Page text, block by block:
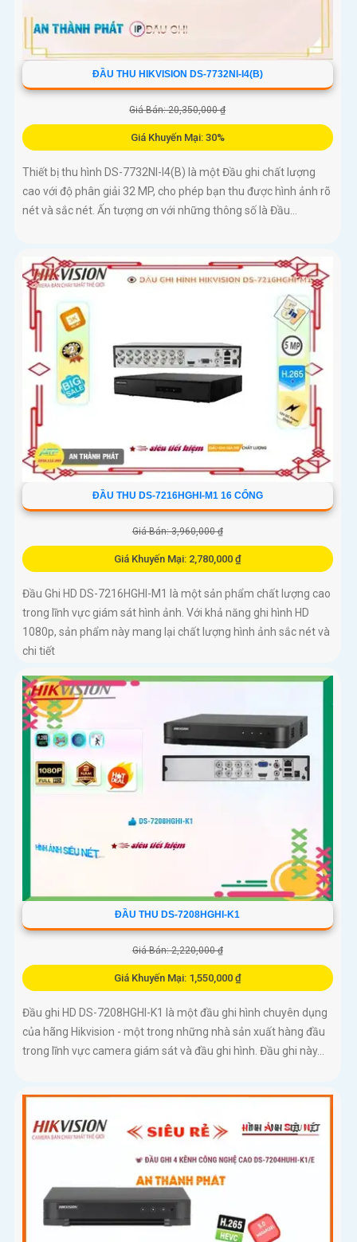
ĐẦU THU HIKVISION DS-7732NI-I4(B)
Giá Bán: 20,350,000 ₫
Giá Khuyến Mại: 30%
Thiết bị thu hình DS-7732NI-I4(B) là một Đầu ghi chất lượng
cao với độ phân giải 32 MP, cho phép bạn thu được hình ảnh rõ
nét và sắc nét. Ấn tượng ơn với những thông số là Đầu...
ĐẦU THU DS-7216HGHI-M1 16 CỔNG
Giá Bán: 3,960,000 ₫
Giá Khuyến Mại: 2,780,000 ₫
Đầu Ghi HD DS-7216HGHI-M1 là một sản phẩm chất lượng cao
trong lĩnh vực giám sát hình ảnh. Với khả năng ghi hình HD
1080p, sản phẩm này mang lại chất lượng hình ảnh sắc nét và
chi tiết
ĐẦU THU DS-7208HGHI-K1
Giá Bán: 2,220,000 ₫
Giá Khuyến Mại: 1,550,000 ₫
Đầu ghi HD DS-7208HGHI-K1 là một đầu ghi hình chuyên dụng
của hãng Hikvision - một trong những nhà sản xuất hàng đầu
trong lĩnh vực camera giám sát và đầu ghi hình. Đầu ghi này...